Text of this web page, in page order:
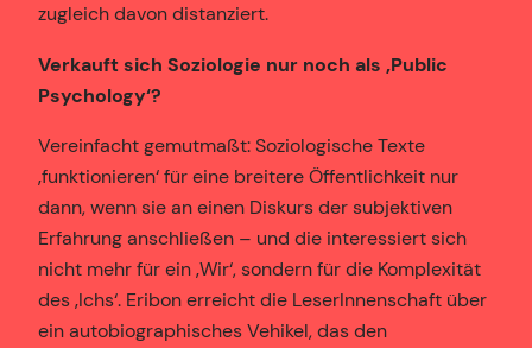
zugleich davon distanziert.
Verkauft sich Soziologie nur noch als ‚Public
Psychology‘?
Vereinfacht gemutmaßt: Soziologische Texte
‚funktionieren‘ für eine breitere Öffentlichkeit nur
dann, wenn sie an einen Diskurs der subjektiven
Erfahrung anschließen – und die interessiert sich
nicht mehr für ein ‚Wir‘, sondern für die Komplexität
des ‚Ichs‘. Eribon erreicht die LeserInnenschaft über
ein autobiographisches Vehikel, das den